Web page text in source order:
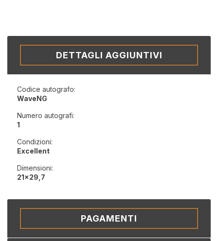
DETTAGLI AGGIUNTIVI
Codice autografo:
WaveNG
Numero autografi:
1
Condizioni:
Excellent
Dimensioni:
21x29,7
PAGAMENTI